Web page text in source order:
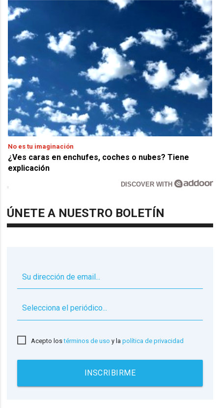
No es tu imaginación
¿Ves caras en enchufes, coches o nubes? Tiene
explicación
DISCOVER WITH
ÚNETE A NUESTRO BOLETÍN
Acepto lostérminos de uso y lapolítica de privacidad
INSCRIBIRME